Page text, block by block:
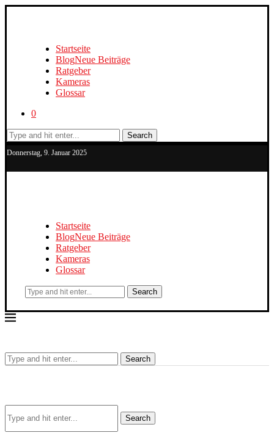
Startseite
BlogNeue Beiträge
Ratgeber
Kameras
Glossar
0
Search
Donnerstag, 9. Januar 2025
Startseite
BlogNeue Beiträge
Ratgeber
Kameras
Glossar
Search
Search
Search